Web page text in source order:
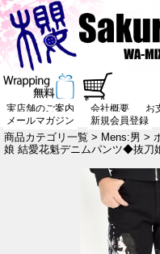
実店舗のご案内 会社概要 お
メールマガジン
新規会員登録
商品カテゴリ一覧 > Mens:男 >
娘 結愛花魁デニムパンツ◆抜刀